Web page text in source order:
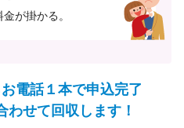
が掛かる。
電話１本で申込完了
わせて回収します！